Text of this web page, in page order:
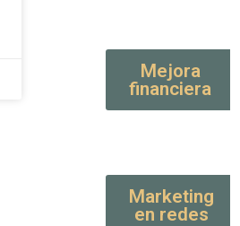
Mejora
financiera
Marketing
en redes